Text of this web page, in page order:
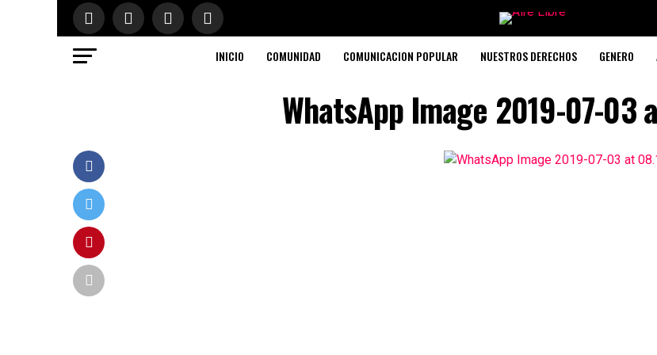
INICIO COMUNIDAD COMUNICACION POPULAR NUESTROS DERECHOS GENERO
WhatsApp Image 2019-07-03